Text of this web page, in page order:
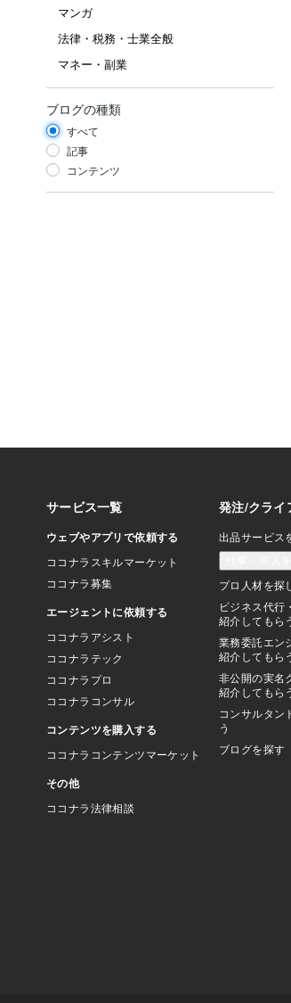
マンガ
法律・税務・士業全般
マネー・副業
ブログの種類
すべて
記事
コンテンツ